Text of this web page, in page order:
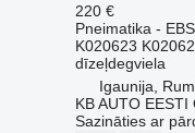
220 €
Pneimatika -
K020623
dīzeļdegviela
Igaunija,
KB AUTO EESTI
Sazināties ar